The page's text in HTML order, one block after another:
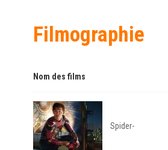
Filmographie
Nom des films
Spider-